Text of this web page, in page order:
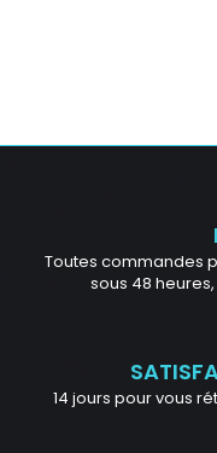
Toutes commandes
sous 48
14 jours pour vous